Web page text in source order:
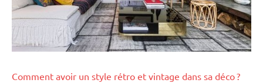
Comment avoir un style rétro et vintage dans sa déco ?